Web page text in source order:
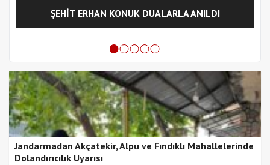
ŞEHİT ERHAN KONUK DUALARLA ANILDI
Jandarmadan Akçatekir, Alpu ve Fındıklı Mahallelerinde
Dolandırıcılık Uyarısı